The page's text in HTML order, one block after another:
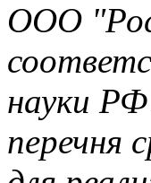
ООО
науки
перечня